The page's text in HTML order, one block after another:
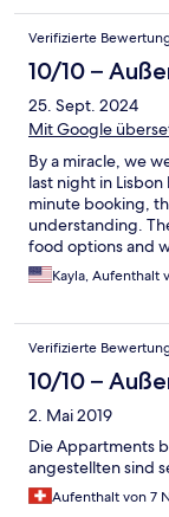
Verifizierte
10/10 –
25. Sept. 2024
Mit Google
By a miracle, we
last night in
minute booking,
understanding.
food options and
see. The
We felt right at
other guests, it
Kayla, Aufenthalt
Verifizierte
10/10 –
2. Mai 2019
Die Appartments
angestellten sind
Aufenthalt von 7